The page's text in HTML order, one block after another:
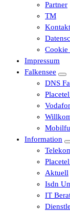
Partner
TM
Kontakt
Cookie
Impressum
Falkensee
DNS
Information
Aktuell
Isdn
IT